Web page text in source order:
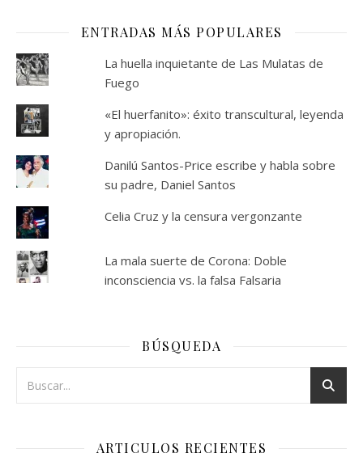
ENTRADAS MÁS POPULARES
La huella inquietante de Las Mulatas de
Fuego
«El huerfanito»: éxito transcultural, leyenda
y apropiación.
Danilú Santos-Price escribe y habla sobre
su padre, Daniel Santos
Celia Cruz y la censura vergonzante
La mala suerte de Corona: Doble
inconsciencia vs. la falsa Falsaria
BÚSQUEDA
ARTICULOS RECIENTES